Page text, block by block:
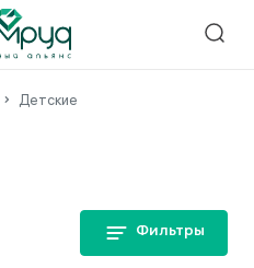
Детские
Фильтры